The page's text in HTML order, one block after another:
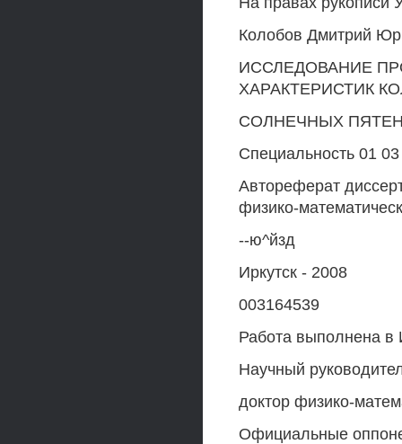
Колобов Дмитрий
ИССЛЕДОВАНИЕ
ХАРАКТЕРИСТИК
СОЛНЕЧНЫХ
Специальность 01
Автореферат
физико-
--ю^йзд
Иркутск - 2008
003164539
Работа выполнена в
Научный
доктор физико-
Официальные